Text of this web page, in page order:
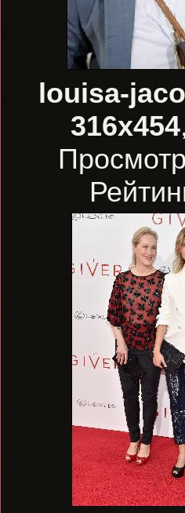
louisa-
316x454,